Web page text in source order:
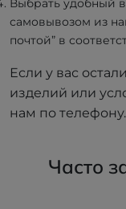
Выбрать удобный
самовывозом из
почтой” в
Если у вас
изделий или
нам по телефону.
Часто